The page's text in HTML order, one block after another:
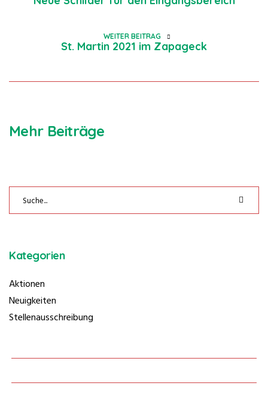
WEITER BEITRAG
St. Martin 2021 im Zapageck
Mehr Beiträge
Kategorien
Aktionen
Neuigkeiten
Stellenausschreibung